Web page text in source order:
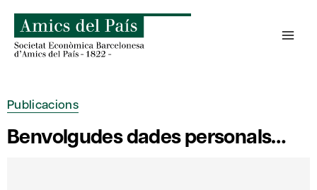
content
Publicacions
Benvolgudes dades personals…